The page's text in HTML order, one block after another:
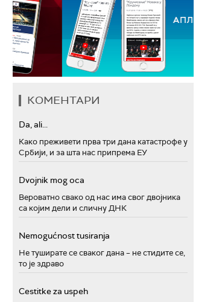
КОМЕНТАРИ
Da, ali...
Како преживети прва три дана катастрофе у
Србији, и за шта нас припрема ЕУ
Dvojnik mog oca
Вероватно свако од нас има свог двојника
са којим дели и сличну ДНК
Nemogućnost tusiranja
Не туширате се сваког дана – не стидите се,
то је здраво
Cestitke za uspeh